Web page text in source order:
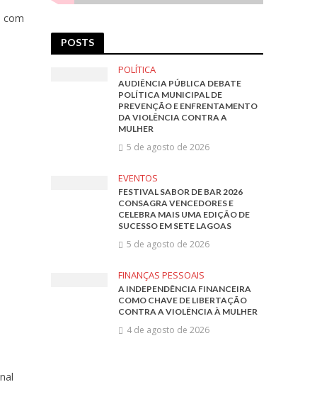
com
POSTS
POLÍTICA
AUDIÊNCIA PÚBLICA DEBATE
POLÍTICA MUNICIPAL DE
PREVENÇÃO E ENFRENTAMENTO
DA VIOLÊNCIA CONTRA A
MULHER
5 de agosto de 2026
EVENTOS
FESTIVAL SABOR DE BAR 2026
CONSAGRA VENCEDORES E
CELEBRA MAIS UMA EDIÇÃO DE
SUCESSO EM SETE LAGOAS
5 de agosto de 2026
FINANÇAS PESSOAIS
A INDEPENDÊNCIA FINANCEIRA
COMO CHAVE DE LIBERTAÇÃO
CONTRA A VIOLÊNCIA À MULHER
4 de agosto de 2026